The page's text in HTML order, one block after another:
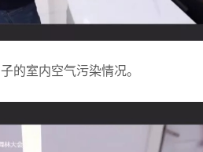
的室内空气污染情况。